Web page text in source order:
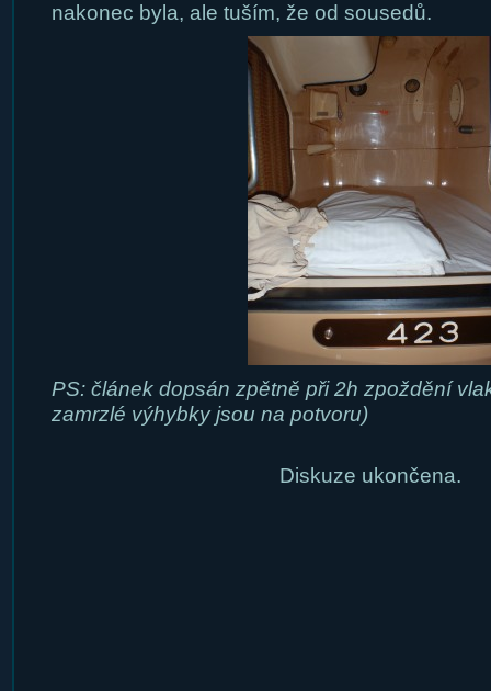
nakonec byla, ale tuším, že od sousedů.
PS: článek dopsán zpětně při 2h zpoždění
zamrzlé výhybky jsou na potvoru)
Diskuze ukončena.